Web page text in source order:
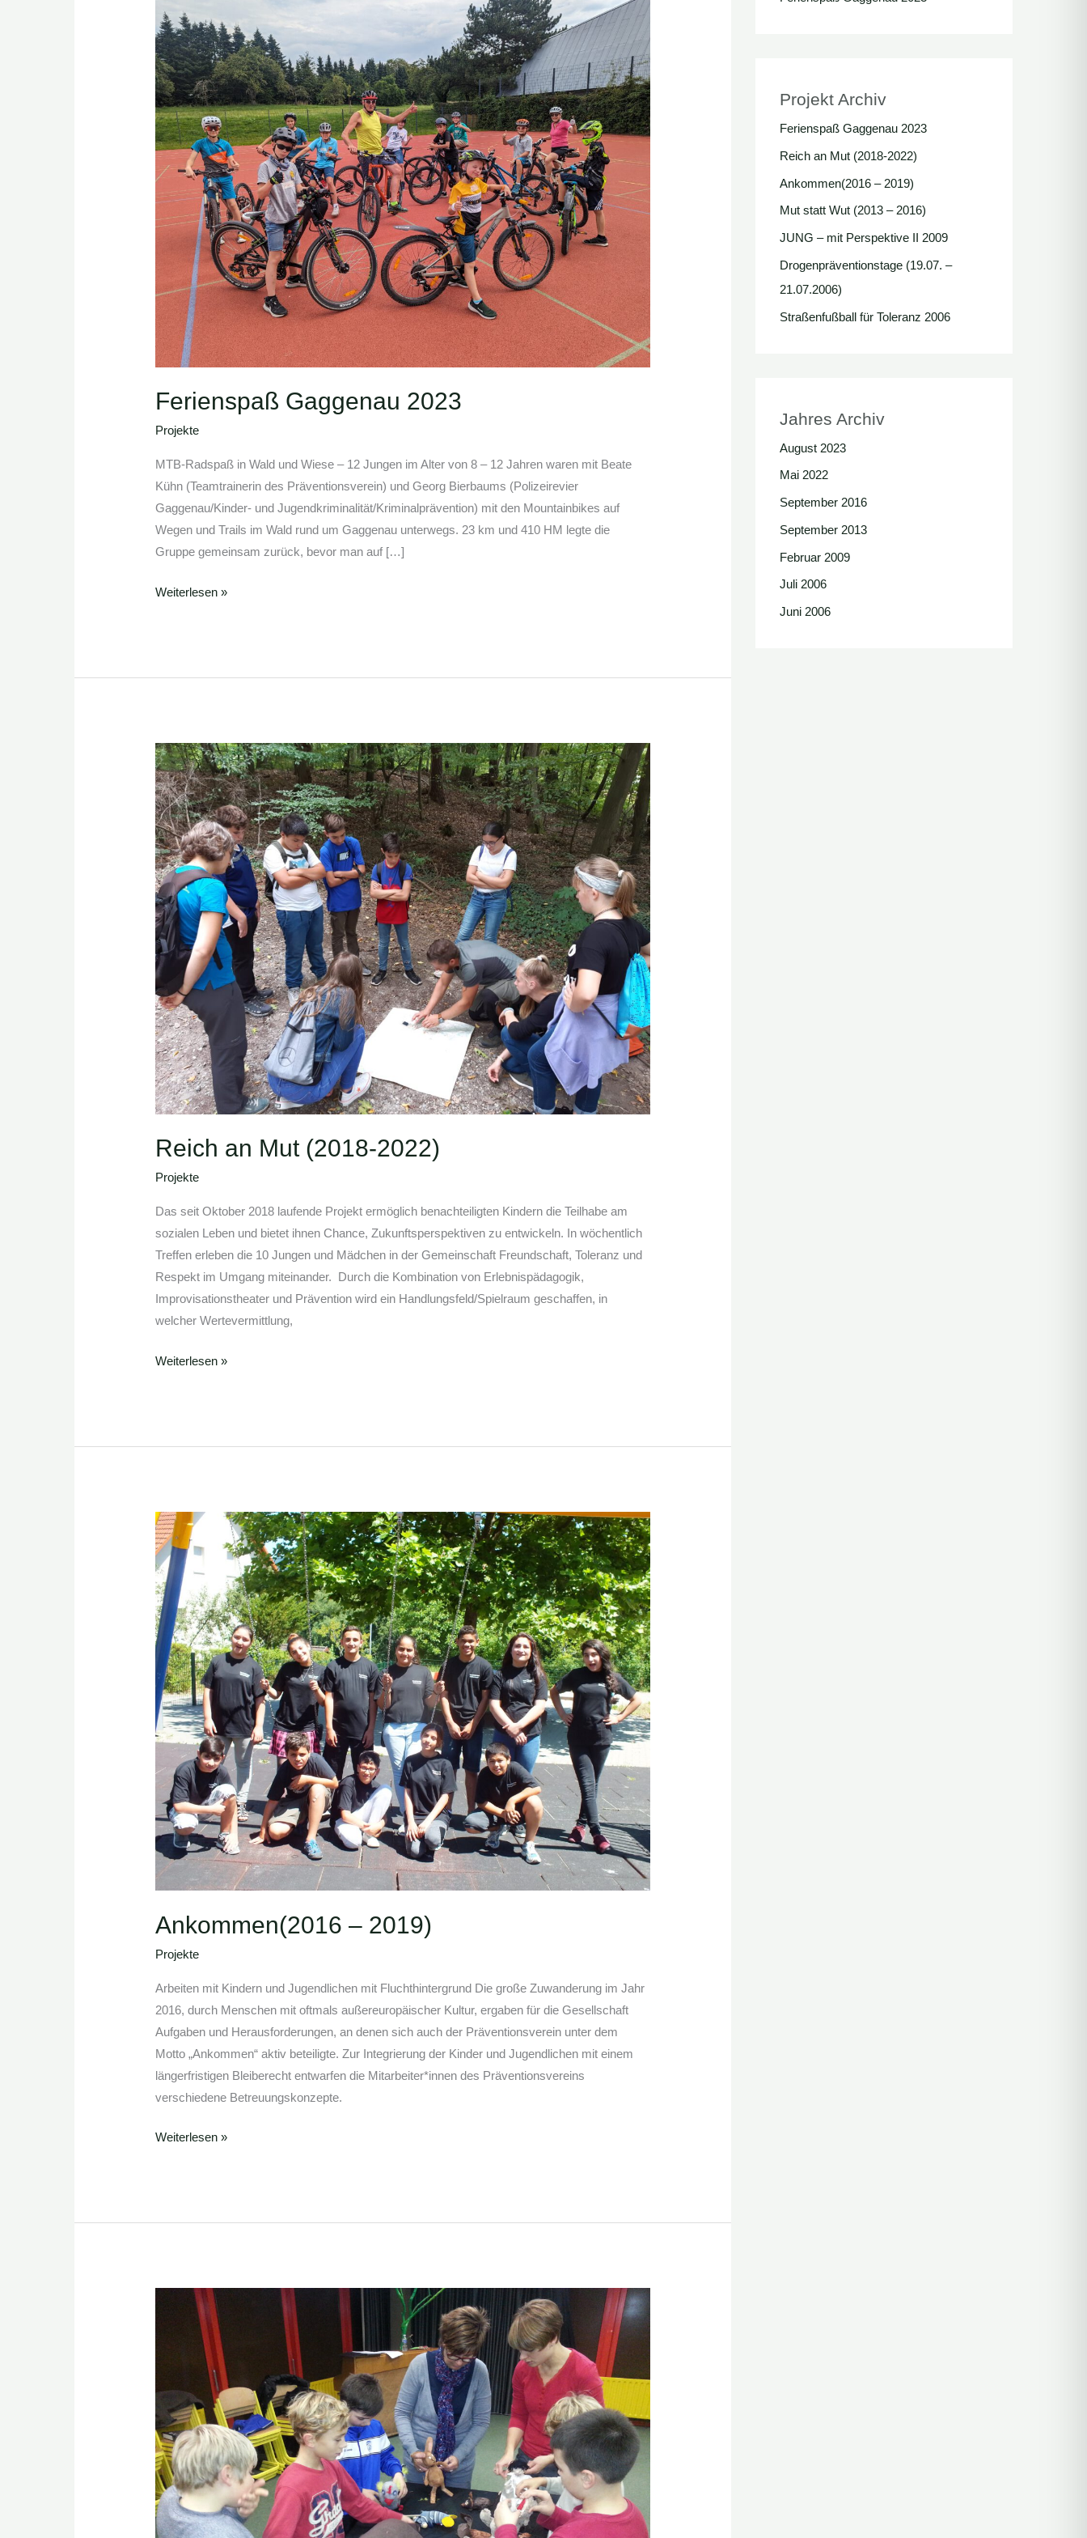
Ferienspaß Gaggenau 2023
Projekte
MTB-Radspaß in Wald und Wiese – 12 Jungen im Alter von 8 – 12 Jahren waren mit Beate
Kühn (Teamtrainerin des Präventionsverein) und Georg Bierbaums (Polizeirevier
Gaggenau/Kinder- und Jugendkriminalität/Kriminalprävention) mit den Mountainbikes auf
Wegen und Trails im Wald rund um Gaggenau unterwegs. 23 km und 410 HM legte die
Gruppe gemeinsam zurück, bevor man auf […]
Gaggenau
2023
Weiterlesen »
Reich an Mut (2018-2022)
Projekte
Das seit Oktober 2018 laufende Projekt ermöglich benachteiligten Kindern die Teilhabe am
sozialen Leben und bietet ihnen Chance, Zukunftsperspektiven zu entwickeln. In wöchentlich
Treffen erleben die 10 Jungen und Mädchen in der Gemeinschaft Freundschaft, Toleranz und
Respekt im Umgang miteinander. Durch die Kombination von Erlebnispädagogik,
Improvisationstheater und Prävention wird ein Handlungsfeld/Spielraum geschaffen, in
welcher Wertevermittlung,
Reich
an
Mut
(2018-
2022)
Weiterlesen »
Ankommen(2016 – 2019)
Projekte
Arbeiten mit Kindern und Jugendlichen mit Fluchthintergrund Die große Zuwanderung im Jahr
2016, durch Menschen mit oftmals außereuropäischer Kultur, ergaben für die Gesellschaft
Aufgaben und Herausforderungen, an denen sich auch der Präventionsverein unter dem
Motto „Ankommen“ aktiv beteiligte. Zur Integrierung der Kinder und Jugendlichen mit einem
längerfristigen Bleiberecht entwarfen die Mitarbeiter*innen des Präventionsvereins
verschiedene Betreuungskonzepte.
Ankommen(2016
–
2019)
Weiterlesen »
2016)
Projekt Archiv
Ferienspaß Gaggenau 2023
Reich an Mut (2018-2022)
Ankommen(2016 – 2019)
Mut statt Wut (2013 – 2016)
JUNG – mit Perspektive II 2009
Drogenpräventionstage (19.07. –
21.07.2006)
Straßenfußball für Toleranz 2006
Jahres Archiv
August 2023
Mai 2022
September 2016
September 2013
Februar 2009
Juli 2006
Juni 2006